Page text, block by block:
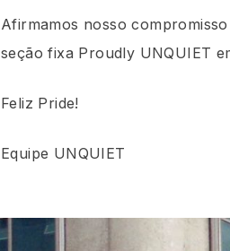
Afirmamos nosso
seção fixa Proudly UNQUIET
Feliz Pride!
Equipe UNQUIET